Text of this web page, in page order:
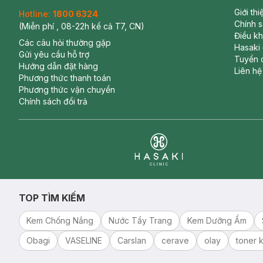
Hotline: 1800 6324
(Miễn phí , 08-22h kể cả T7, CN)
Các câu hỏi thường gặp
Gửi yêu cầu hỗ trợ
Hướng dẫn đặt hàng
Phương thức thanh toán
Phương thức vận chuyển
Chính sách đổi trả
Giới
Chính
Điều
Hasaki
Tuyển
Liên hệ
TOP TÌM KIẾM
Kem Chống Nắng Nước Tẩy Trang Kem Dưỡng Ẩm
Obagi
VASELINE Carslan cerave olay toner